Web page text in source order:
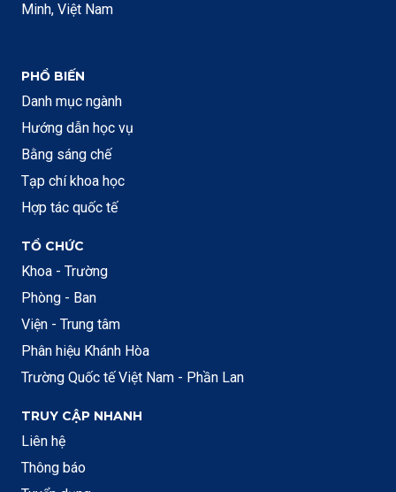
Minh, Việt Nam
PHỔ BIẾN
Danh mục ngành
Hướng dẫn học vụ
Bằng sáng chế
Tạp chí khoa học
Hợp tác quốc tế
TỔ CHỨC
Khoa - Trường
Phòng - Ban
Viện - Trung tâm
Phân hiệu Khánh Hòa
Trường Quốc tế Việt Nam - Phần Lan
TRUY CẬP NHANH
Liên hệ
Thông báo